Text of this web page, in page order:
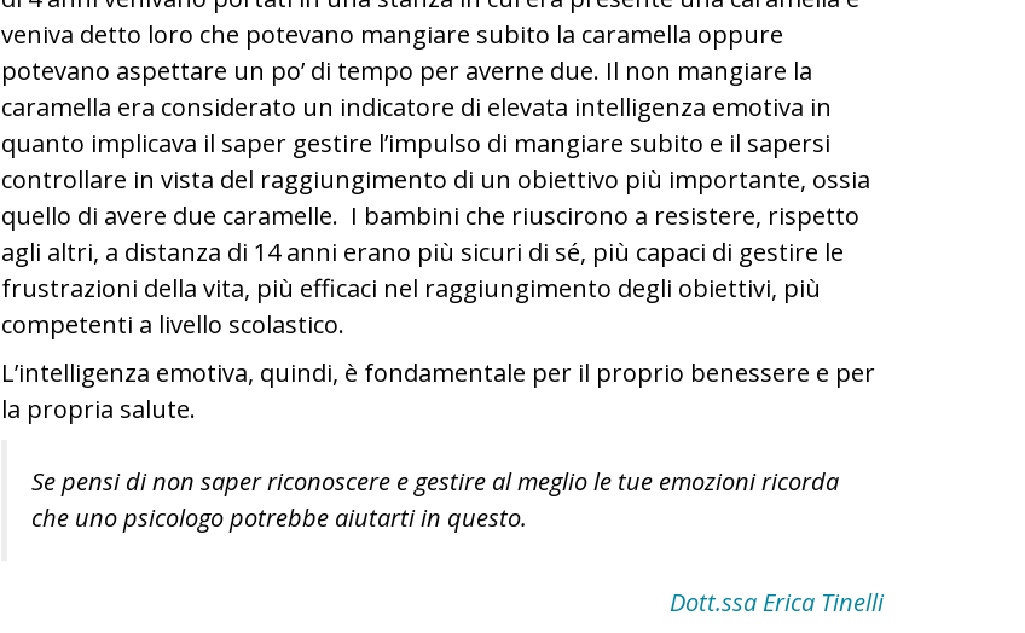
veniva detto loro che potevano mangiare subito la caramella oppure
potevano aspettare un po’ di tempo per averne due. Il non mangiare la
caramella era considerato un indicatore di elevata intelligenza emotiva in
quanto implicava il saper gestire l’impulso di mangiare subito e il sapersi
controllare in vista del raggiungimento di un obiettivo più importante, ossia
quello di avere due caramelle. I bambini che riuscirono a resistere, rispetto
agli altri, a distanza di 14 anni erano più sicuri di sé, più capaci di gestire le
frustrazioni della vita, più efficaci nel raggiungimento degli obiettivi, più
competenti a livello scolastico.
L’intelligenza emotiva, quindi, è fondamentale per il proprio benessere e per
la propria salute.
Se pensi di non saper riconoscere e gestire al meglio le tue emozioni ricorda
che uno psicologo potrebbe aiutarti in questo.
Dott.ssa Erica Tinelli